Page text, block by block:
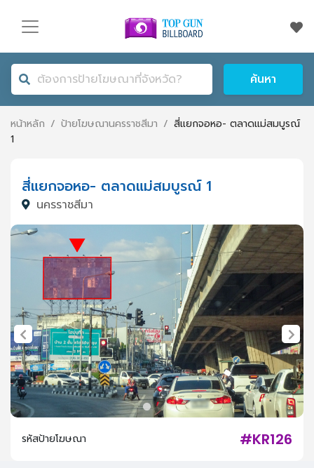
ค้นหา
หน้าหลัก / ป้ายโฆษณานครราชสีมา / สี่แยกจอหอ- ตลาดแม่สมบูรณ์
1
สี่แยกจอหอ- ตลาดแม่สมบูรณ์ 1
นครราชสีมา
#KR126
รหัสป้ายโฆษณา